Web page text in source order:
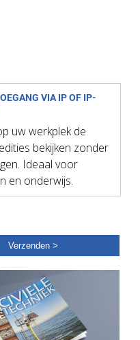
VIA IP OF IP-
uw werkplek de
bekijken zonder
Ideaal voor
en onderwijs.
Verzenden >